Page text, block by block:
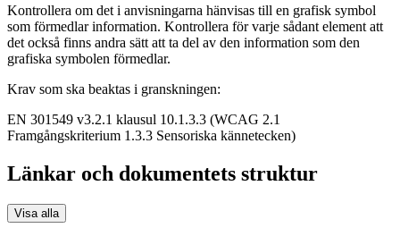
Kontrollera om det i anvisningarna hänvisas till en grafisk symbol
som förmedlar information. Kontrollera för varje sådant element att
det också finns andra sätt att ta del av den information som den
grafiska symbolen förmedlar.
Krav som ska beaktas i granskningen:
EN 301549 v3.2.1 klausul 10.1.3.3 (WCAG 2.1
Framgångskriterium 1.3.3 Sensoriska kännetecken)
Länkar och dokumentets struktur
Visa alla